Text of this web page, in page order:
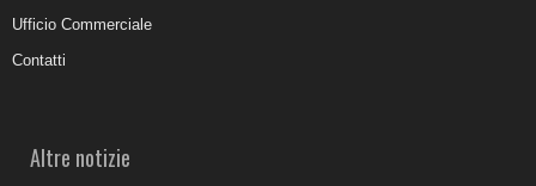
Ufficio Commerciale
Contatti
Altre notizie